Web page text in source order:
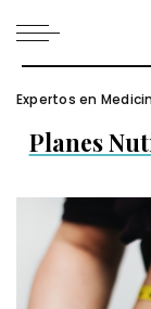
Expertos en
Planes